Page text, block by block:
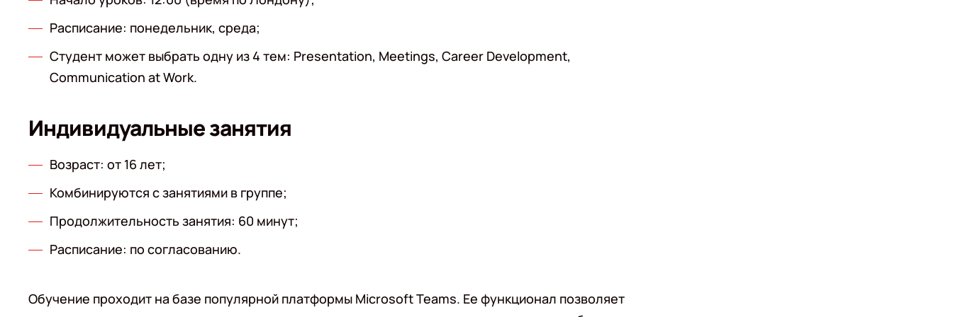
Расписание: понедельник, среда;
Студент может выбрать одну из 4 тем: Presentation, Meetings, Career Development,
Communication at Work.
Индивидуальные занятия
Возраст: от 16 лет;
Комбинируются с занятиями в группе;
Продолжительность занятия: 60 минут;
Расписание: по согласованию.
Обучение проходит на базе популярной платформы Microsoft Teams. Ее функционал позволяет